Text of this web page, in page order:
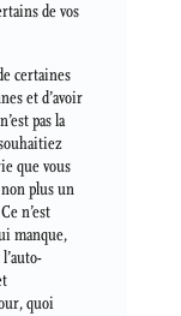
de vos
certaines
et d’avoir
pas la
que vous
non plus un
n’est
manque,
quoi